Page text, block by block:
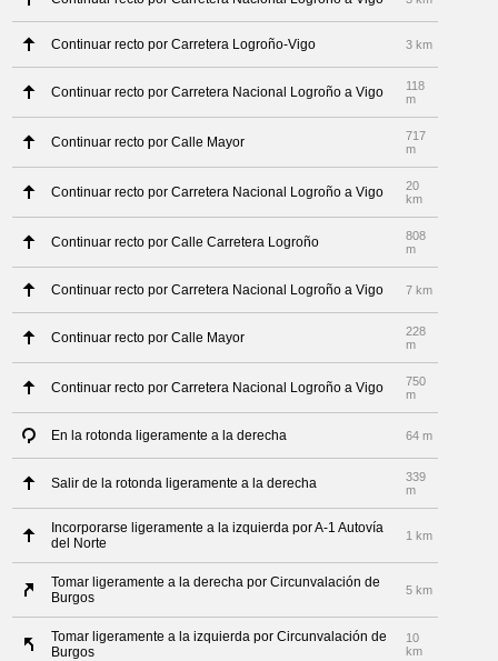
Continuar recto por Carretera Logroño-Vigo 3 km
Continuar recto por Carretera Nacional Logroño a Vigo
118
m
Continuar recto por Calle Mayor
717
m
Continuar recto por Carretera Nacional Logroño a Vigo
20
km
Continuar recto por Calle Carretera Logroño
808
m
Continuar recto por Carretera Nacional Logroño a Vigo 7 km
Continuar recto por Calle Mayor
228
m
Continuar recto por Carretera Nacional Logroño a Vigo
750
m
En la rotonda ligeramente a la derecha 64 m
Salir de la rotonda ligeramente a la derecha
339
m
Incorporarse ligeramente a la izquierda por A-1 Autovía
del Norte
1 km
Tomar ligeramente a la derecha por Circunvalación de
Burgos
5 km
Tomar ligeramente a la izquierda por Circunvalación de
Burgos
10
km